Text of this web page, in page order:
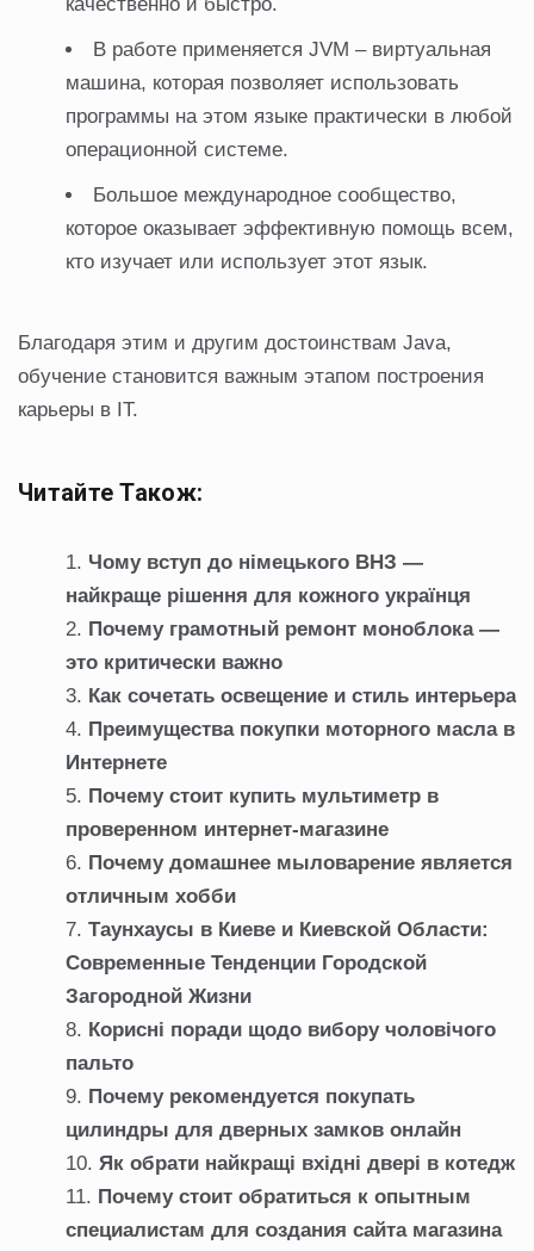
качественно и быстро.
В работе применяется JVM – виртуальная
машина, которая позволяет использовать
программы на этом языке практически в любой
операционной системе.
Большое международное сообщество,
которое оказывает эффективную помощь всем,
кто изучает или использует этот язык.
Благодаря этим и другим достоинствам Java,
обучение становится важным этапом построения
карьеры в IT.
Читайте Також:
Чому вступ до німецького ВНЗ —
найкраще рішення для кожного українця
Почему грамотный ремонт моноблока —
это критически важно
Как сочетать освещение и стиль интерьера
Преимущества покупки моторного масла в
Интернете
Почему стоит купить мультиметр в
проверенном интернет-магазине
Почему домашнее мыловарение является
отличным хобби
Таунхаусы в Киеве и Киевской Области:
Современные Тенденции Городской
Загородной Жизни
Корисні поради щодо вибору чоловічого
пальто
Почему рекомендуется покупать
цилиндры для дверных замков онлайн
Як обрати найкращі вхідні двері в котедж
Почему стоит обратиться к опытным
специалистам для создания сайта магазина